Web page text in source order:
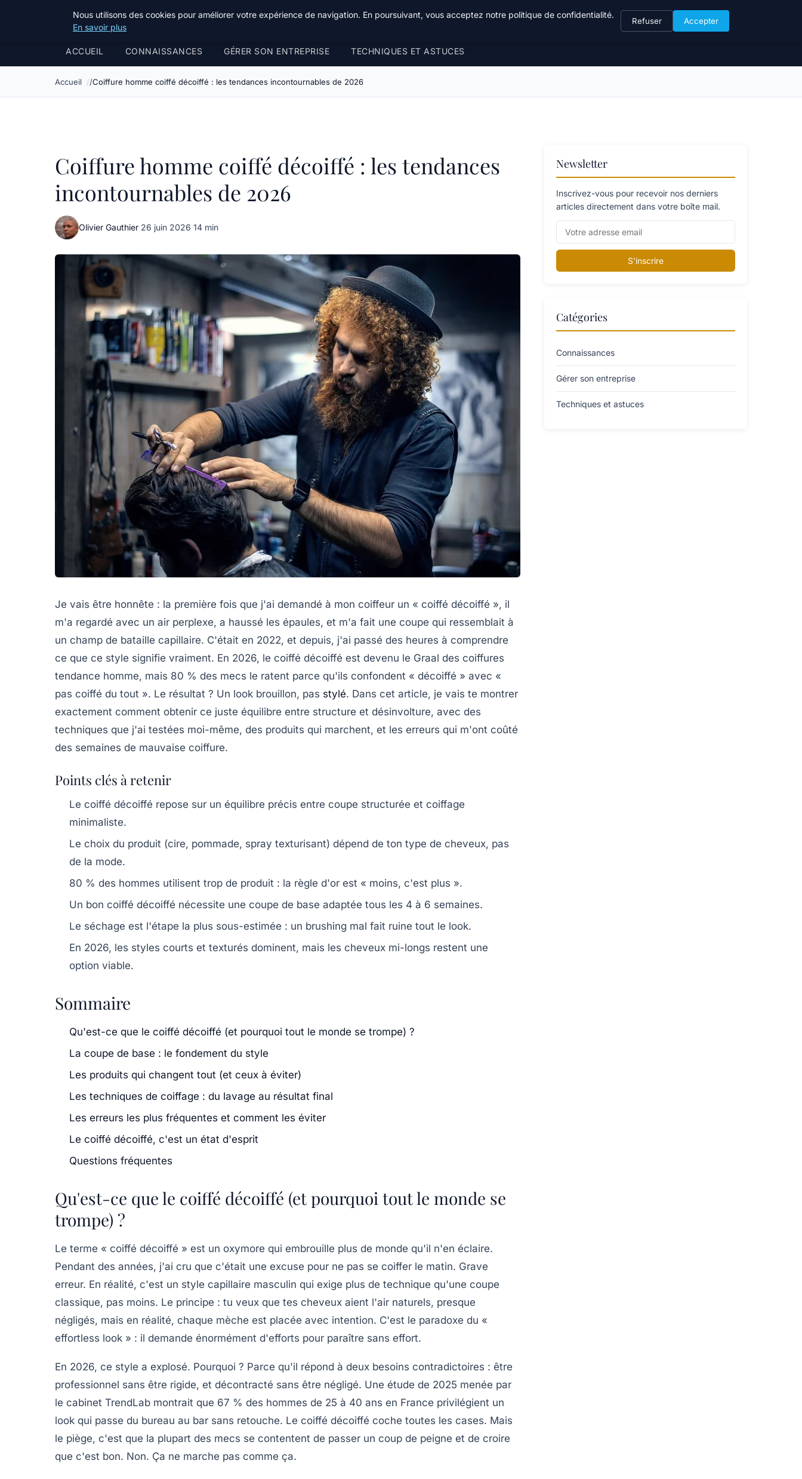
Bible Telemarketing
ACCUEIL CONNAISSANCES GÉRER SON ENTREPRISE TECHNIQUES ET ASTUCES
Accueil Coiffure homme coiffé décoiffé : les tendances incontournables de 2026
Coiffure homme coiffé décoiffé : les tendances
incontournables de 2026
Olivier Gauthier·26 juin 2026·14 min
Je vais être honnête : la première fois que j'ai demandé à mon coiffeur un « coiffé décoiffé », il
m'a regardé avec un air perplexe, a haussé les épaules, et m'a fait une coupe qui ressemblait à
un champ de bataille capillaire. C'était en 2022, et depuis, j'ai passé des heures à comprendre
ce que ce style signifie vraiment. En 2026, le coiffé décoiffé est devenu le Graal des coiffures
tendance homme, mais 80 % des mecs le ratent parce qu'ils confondent « décoiffé » avec «
pas coiffé du tout ». Le résultat ? Un look brouillon, pas stylé. Dans cet article, je vais te montrer
exactement comment obtenir ce juste équilibre entre structure et désinvolture, avec des
techniques que j'ai testées moi-même, des produits qui marchent, et les erreurs qui m'ont coûté
des semaines de mauvaise coiffure.
Points clés à retenir
Le coiffé décoiffé repose sur un équilibre précis entre coupe structurée et coiffage
minimaliste.
Le choix du produit (cire, pommade, spray texturisant) dépend de ton type de cheveux, pas
de la mode.
80 % des hommes utilisent trop de produit : la règle d'or est « moins, c'est plus ».
Un bon coiffé décoiffé nécessite une coupe de base adaptée tous les 4 à 6 semaines.
Le séchage est l'étape la plus sous-estimée : un brushing mal fait ruine tout le look.
En 2026, les styles courts et texturés dominent, mais les cheveux mi-longs restent une
option viable.
Sommaire
Qu'est-ce que le coiffé décoiffé (et pourquoi tout le monde se trompe) ?
La coupe de base : le fondement du style
Les produits qui changent tout (et ceux à éviter)
Les techniques de coiffage : du lavage au résultat final
Les erreurs les plus fréquentes et comment les éviter
Le coiffé décoiffé, c'est un état d'esprit
Questions fréquentes
Qu'est-ce que le coiffé décoiffé (et pourquoi tout le monde se
trompe) ?
Le terme « coiffé décoiffé » est un oxymore qui embrouille plus de monde qu'il n'en éclaire.
Pendant des années, j'ai cru que c'était une excuse pour ne pas se coiffer le matin. Grave
erreur. En réalité, c'est un style capillaire masculin qui exige plus de technique qu'une coupe
classique, pas moins. Le principe : tu veux que tes cheveux aient l'air naturels, presque
négligés, mais en réalité, chaque mèche est placée avec intention. C'est le paradoxe du «
effortless look » : il demande énormément d'efforts pour paraître sans effort.
En 2026, ce style a explosé. Pourquoi ? Parce qu'il répond à deux besoins contradictoires : être
professionnel sans être rigide, et décontracté sans être négligé. Une étude de 2025 menée par
le cabinet TrendLab montrait que 67 % des hommes de 25 à 40 ans en France privilégient un
look qui passe du bureau au bar sans retouche. Le coiffé décoiffé coche toutes les cases. Mais
le piège, c'est que la plupart des mecs se contentent de passer un coup de peigne et de croire
que c'est bon. Non. Ça ne marche pas comme ça.
Newsletter
Inscrivez-vous pour recevoir nos derniers
articles directement dans votre boîte mail.
S'inscrire
Catégories
Connaissances
Gérer son entreprise
Techniques et astuces
Nous utilisons des cookies pour améliorer votre expérience de navigation. En poursuivant, vous acceptez notre politique de confidentialité.
En savoir plus
Refuser Accepter